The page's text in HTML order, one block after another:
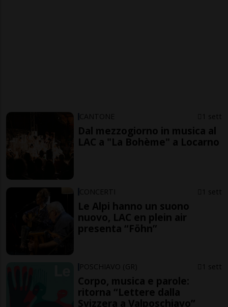
CANTONE 1 sett
Dal mezzogiorno in musica al
LAC a "La Bohème" a Locarno
CONCERTI 1 sett
Le Alpi hanno un suono
nuovo, LAC en plein air
presenta “Föhn”
POSCHIAVO (GR) 1 sett
Corpo, musica e parole:
ritorna “Lettere dalla
Svizzera a Valposchiavo”